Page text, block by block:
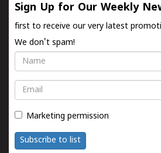
Sign Up for Our Weekly
first to receive our very latest
We don't spam!
Name
Email
Marketing permission
Subscribe to list